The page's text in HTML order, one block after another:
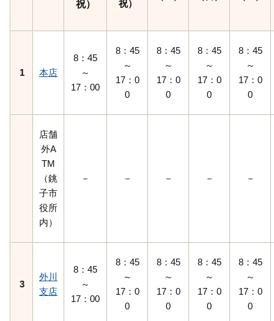
祝）
祝）
1 本店
8：45
～
17：00
8：45
～
17：0
0
8：45
～
17：0
0
8：45
～
17：0
0
8：45
～
17：0
0
店舗
外A
TM
（銚
子市
役所
内）
－ － － － －
3
外川
支店
8：45
～
17：00
8：45
～
17：0
0
8：45
～
17：0
0
8：45
～
17：0
0
8：45
～
17：0
0